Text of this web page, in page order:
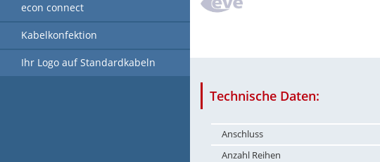
Technische Daten:
Anschluss
Anzahl Reihen
econ connect
Kabelkonfektion
Ihr Logo auf Standardkabeln